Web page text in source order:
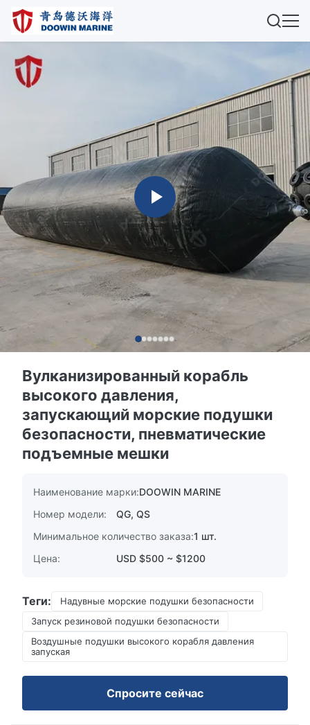
Вулканизированный корабль
высокого давления,
запускающий морские подушки
безопасности, пневматические
подъемные мешки
Наименование марки:DOOWIN MARINE
Номер модели:
QG, QS
Минимальное количество заказа:1 шт.
Цена:
USD $500 ~ $1200
Теги:
Надувные морские подушки безопасности
Запуск резиновой подушки безопасности
Воздушные подушки высокого корабля давления
запуская
Спросите сейчас